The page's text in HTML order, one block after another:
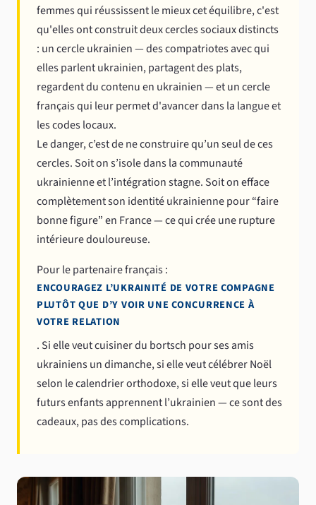
femmes qui réussissent le mieux cet équilibre, c'est
qu'elles ont construit deux cercles sociaux distincts
: un cercle ukrainien — des compatriotes avec qui
elles parlent ukrainien, partagent des plats,
regardent du contenu en ukrainien — et un cercle
français qui leur permet d'avancer dans la langue et
les codes locaux.
Le danger, c’est de ne construire qu’un seul de ces
cercles. Soit on s’isole dans la communauté
ukrainienne et l’intégration stagne. Soit on efface
complètement son identité ukrainienne pour “faire
bonne figure” en France — ce qui crée une rupture
intérieure douloureuse.
Pour le partenaire français :
ENCOURAGEZ L’UKRAINITÉ DE VOTRE COMPAGNE
PLUTÔT QUE D’Y VOIR UNE CONCURRENCE À
VOTRE RELATION
. Si elle veut cuisiner du bortsch pour ses amis
ukrainiens un dimanche, si elle veut célébrer Noël
selon le calendrier orthodoxe, si elle veut que leurs
futurs enfants apprennent l’ukrainien — ce sont des
cadeaux, pas des complications.